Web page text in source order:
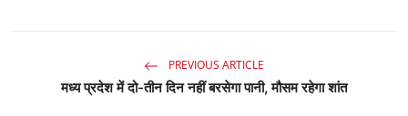
PREVIOUS ARTICLE
मध्य प्रदेश में दो-तीन दिन नहीं बरसेगा पानी, मौसम रहेगा शांत